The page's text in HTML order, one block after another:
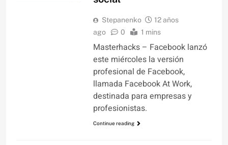
Stepanenko
12 años
ago
0 1 mins
Masterhacks – Facebook lanzó
este miércoles la versión
profesional de Facebook,
llamada Facebook At Work,
destinada para empresas y
profesionistas.
Continue reading